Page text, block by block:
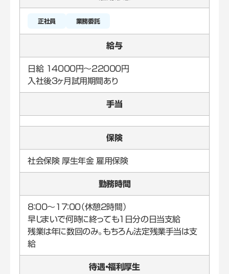
正社員 業務委託
給与
日給 14000円～22000円
入社後3ヶ月試用期間あり
手当
保険
社会保険 厚生年金 雇用保険
勤務時間
8：00～17：00（休憩2時間）
早じまいで何時に終っても1日分の日当支給
残業は年に数回のみ。もちろん法定残業手当は支
給
待遇・福利厚生